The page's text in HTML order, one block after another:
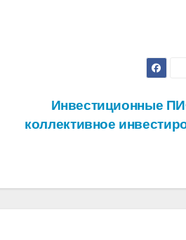
Инвестиционные
коллективное